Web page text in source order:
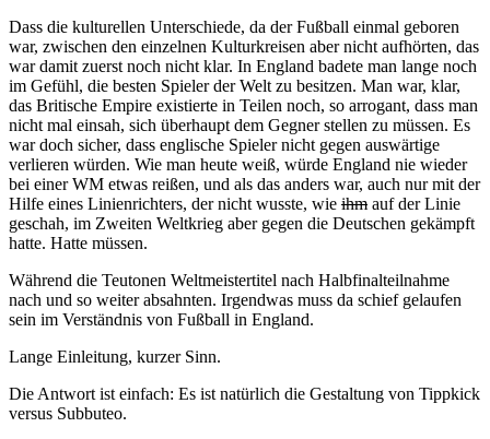
Dass die kulturellen Unterschiede, da der Fußball einmal geboren
war, zwischen den einzelnen Kulturkreisen aber nicht aufhörten, das
war damit zuerst noch nicht klar. In England badete man lange noch
im Gefühl, die besten Spieler der Welt zu besitzen. Man war, klar,
das Britische Empire existierte in Teilen noch, so arrogant, dass man
nicht mal einsah, sich überhaupt dem Gegner stellen zu müssen. Es
war doch sicher, dass englische Spieler nicht gegen auswärtige
verlieren würden. Wie man heute weiß, würde England nie wieder
bei einer WM etwas reißen, und als das anders war, auch nur mit der
Hilfe eines Linienrichters, der nicht wusste, wie ihm auf der Linie
geschah, im Zweiten Weltkrieg aber gegen die Deutschen gekämpft
hatte. Hatte müssen.
Während die Teutonen Weltmeistertitel nach Halbfinalteilnahme
nach und so weiter absahnten. Irgendwas muss da schief gelaufen
sein im Verständnis von Fußball in England.
Lange Einleitung, kurzer Sinn.
Die Antwort ist einfach: Es ist natürlich die Gestaltung von Tippkick
versus Subbuteo.